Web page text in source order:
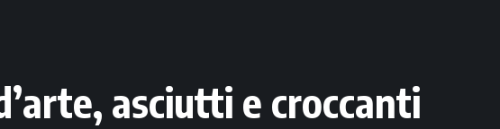
asciutti e croccanti